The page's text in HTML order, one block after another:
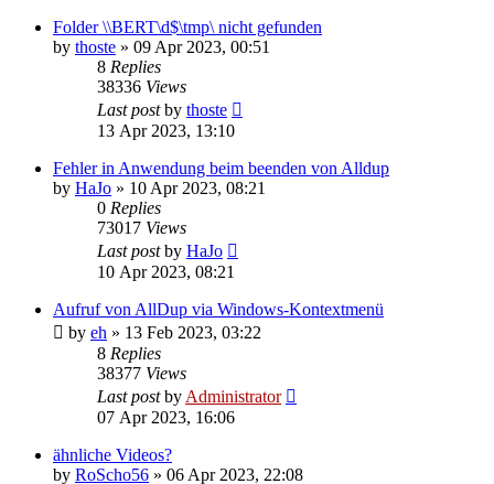
Folder \\BERT\d$\tmp\ nicht gefunden
by thoste » 09 Apr 2023, 00:51
8 Replies
38336 Views
Last postby thoste
13 Apr 2023, 13:10
Fehler in Anwendung beim beenden von Alldup
by HaJo » 10 Apr 2023, 08:21
0 Replies
73017 Views
Last postby HaJo
10 Apr 2023, 08:21
Aufruf von AllDup via Windows-Kontextmenü
by eh » 13 Feb 2023, 03:22
8 Replies
38377 Views
Last postby Administrator
07 Apr 2023, 16:06
ähnliche Videos?
by RoScho56 » 06 Apr 2023, 22:08